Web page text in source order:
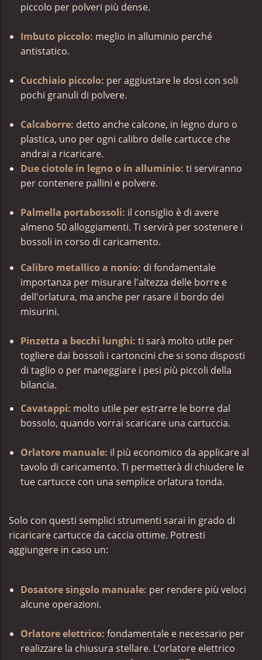
piccolo per polveri più dense.
Imbuto piccolo: meglio in alluminio perché
antistatico.
Cucchiaio piccolo: per aggiustare le dosi con soli
pochi granuli di polvere.
Calcaborre: detto anche calcone, in legno duro o
plastica, uno per ogni calibro delle cartucce che
andrai a ricaricare.
Due ciotole in legno o in alluminio: ti serviranno
per contenere pallini e polvere.
Palmella portabossoli: il consiglio è di avere
almeno 50 alloggiamenti. Ti servirà per sostenere i
bossoli in corso di caricamento.
Calibro metallico a nonio: di fondamentale
importanza per misurare l'altezza delle borre e
dell'orlatura, ma anche per rasare il bordo dei
misurini.
Pinzetta a becchi lunghi: ti sarà molto utile per
togliere dai bossoli i cartoncini che si sono disposti
di taglio o per maneggiare i pesi più piccoli della
bilancia.
Cavatappi: molto utile per estrarre le borre dal
bossolo, quando vorrai scaricare una cartuccia.
Orlatore manuale: il più economico da applicare al
tavolo di caricamento. Ti permetterà di chiudere le
tue cartucce con una semplice orlatura tonda.
Solo con questi semplici strumenti sarai in grado di
ricaricare cartucce da caccia ottime. Potresti
aggiungere in caso un:
Dosatore singolo manuale: per rendere più veloci
alcune operazioni.
Orlatore elettrico: fondamentale e necessario per
realizzare la chiusura stellare. L’orlatore elettrico